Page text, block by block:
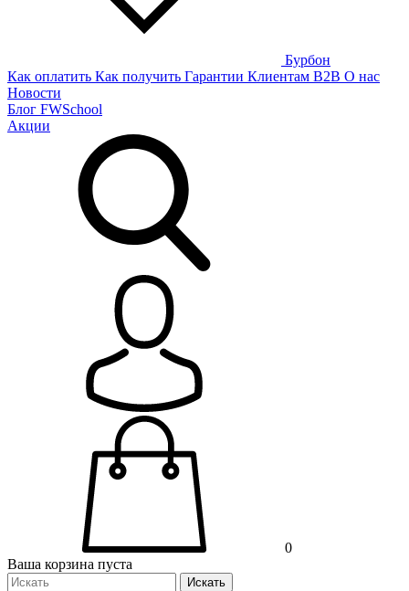
Бурбон
Как оплатить Как получить Гарантии Клиентам B2B О нас
Новости
Блог FWSchool
Акции
0
Ваша корзина пуста
Искать